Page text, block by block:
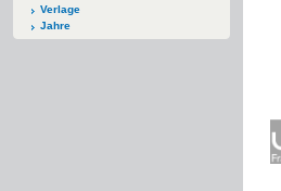
Verlage
Jahre